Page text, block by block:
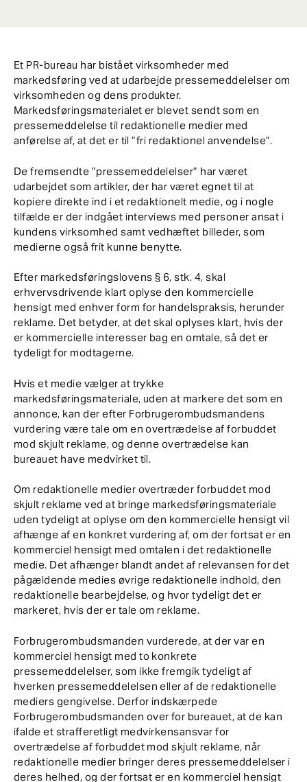
Et PR-bureau har bistået virksomheder med
markedsføring ved at udarbejde pressemeddelelser om
virksomheden og dens produkter.
Markedsføringsmaterialet er blevet sendt som en
pressemeddelelse til redaktionelle medier med
anførelse af, at det er til ”fri redaktionel anvendelse”.
De fremsendte ”pressemeddelelser” har været
udarbejdet som artikler, der har været egnet til at
kopiere direkte ind i et redaktionelt medie, og i nogle
tilfælde er der indgået interviews med personer ansat i
kundens virksomhed samt vedhæftet billeder, som
medierne også frit kunne benytte.
Efter markedsføringslovens § 6, stk. 4, skal
erhvervsdrivende klart oplyse den kommercielle
hensigt med enhver form for handelspraksis, herunder
reklame. Det betyder, at det skal oplyses klart, hvis der
er kommercielle interesser bag en omtale, så det er
tydeligt for modtagerne.
Hvis et medie vælger at trykke
markedsføringsmateriale, uden at markere det som en
annonce, kan der efter Forbrugerombudsmandens
vurdering være tale om en overtrædelse af forbuddet
mod skjult reklame, og denne overtrædelse kan
bureauet have medvirket til.
Om redaktionelle medier overtræder forbuddet mod
skjult reklame ved at bringe markedsføringsmateriale
uden tydeligt at oplyse om den kommercielle hensigt vil
afhænge af en konkret vurdering af, om der fortsat er en
kommerciel hensigt med omtalen i det redaktionelle
medie. Det afhænger blandt andet af relevansen for det
pågældende medies øvrige redaktionelle indhold, den
redaktionelle bearbejdelse, og hvor tydeligt det er
markeret, hvis der er tale om reklame.
Forbrugerombudsmanden vurderede, at der var en
kommerciel hensigt med to konkrete
pressemeddelelser, som ikke fremgik tydeligt af
hverken pressemeddelelsen eller af de redaktionelle
mediers gengivelse. Derfor indskærpede
Forbrugerombudsmanden over for bureauet, at de kan
ifalde et strafferetligt medvirkensansvar for
overtrædelse af forbuddet mod skjult reklame, når
redaktionelle medier bringer deres pressemeddelelser i
deres helhed, og der fortsat er en kommerciel hensigt